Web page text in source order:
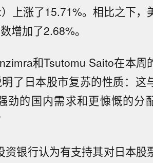
上涨了15.71%。相比之下，
增加了2.68%。
和Tsutomu Saito在本周
了日本股市复苏的性质：这
劲的国内需求和更慷慨的分
银行认为有支持其对日本股